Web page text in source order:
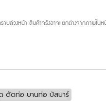
ราบล่วงหน้า สินค้าจริงอาจแตกต่างจากภาพ
ดัดท่อ บานท่อ บัสบาร์